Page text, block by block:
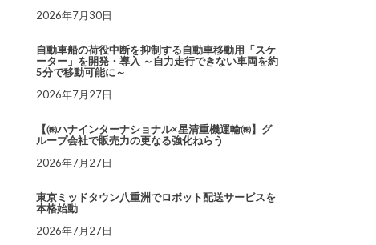
2026年7月30日
自動車船の荷役中断を抑制する自動車移動用「スケ
ーター」を開発・導入 ～自力走行できない車両を約
5分で移動可能に～
2026年7月27日
【㈱ハナインターナショナル×星清重機運輸㈱】グ
ループ会社で販売力の更なる強化ねらう
2026年7月27日
東京ミッドタウン八重洲でロボット配送サービスを
本格始動
2026年7月27日